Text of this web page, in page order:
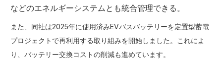
などのエネルギーシステムとも統合管理できる。
また、同社は2025年に使用済みEVバスバッテリーを定置型蓄電
プロジェクトで再利用する取り組みを開始しました。これによ
り、バッテリー交換コストの削減も進めています。